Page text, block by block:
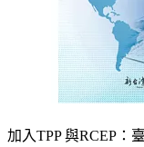
加入TPP 與RCEP：